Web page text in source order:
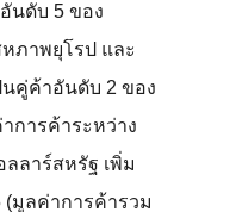
นดับ 5 ของ
ภาพยุโรป และ
คู่ค้าอันดับ 2 ของ
การค้าระหว่าง
ลาร์สหรัฐ เพิ่ม
(มูลค่าการค้ารวม